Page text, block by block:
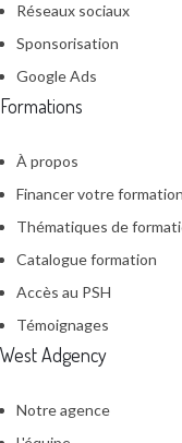
Réseaux sociaux
Sponsorisation
Google Ads
Formations
À propos
Financer votre formation
Thématiques de
Catalogue formation
Accès au PSH
Témoignages
West Adgency
Notre agence